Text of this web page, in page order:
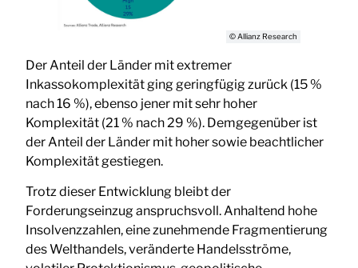
© Allianz Research
Der Anteil der Länder mit extremer
Inkassokomplexität ging geringfügig zurück (15 %
nach 16 %), ebenso jener mit sehr hoher
Komplexität (21 % nach 29 %). Demgegenüber ist
der Anteil der Länder mit hoher sowie beachtlicher
Komplexität gestiegen.
Trotz dieser Entwicklung bleibt der
Forderungseinzug anspruchsvoll. Anhaltend hohe
Insolvenzzahlen, eine zunehmende Fragmentierung
des Welthandels, veränderte Handelsströme,